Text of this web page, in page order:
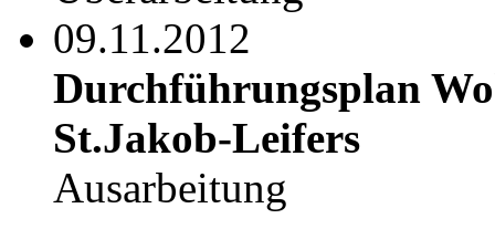
09.11.2012
Durchführungsplan
St.Jakob-Leifers
Ausarbeitung